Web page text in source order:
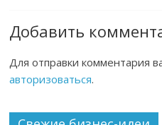
Добавить
Для отправки комментария
авторизоваться.